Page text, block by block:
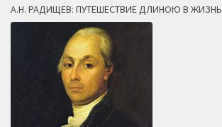
А.Н. РАДИЩЕВ: ПУТЕШЕСТВИЕ ДЛИНОЮ В ЖИЗНЬ